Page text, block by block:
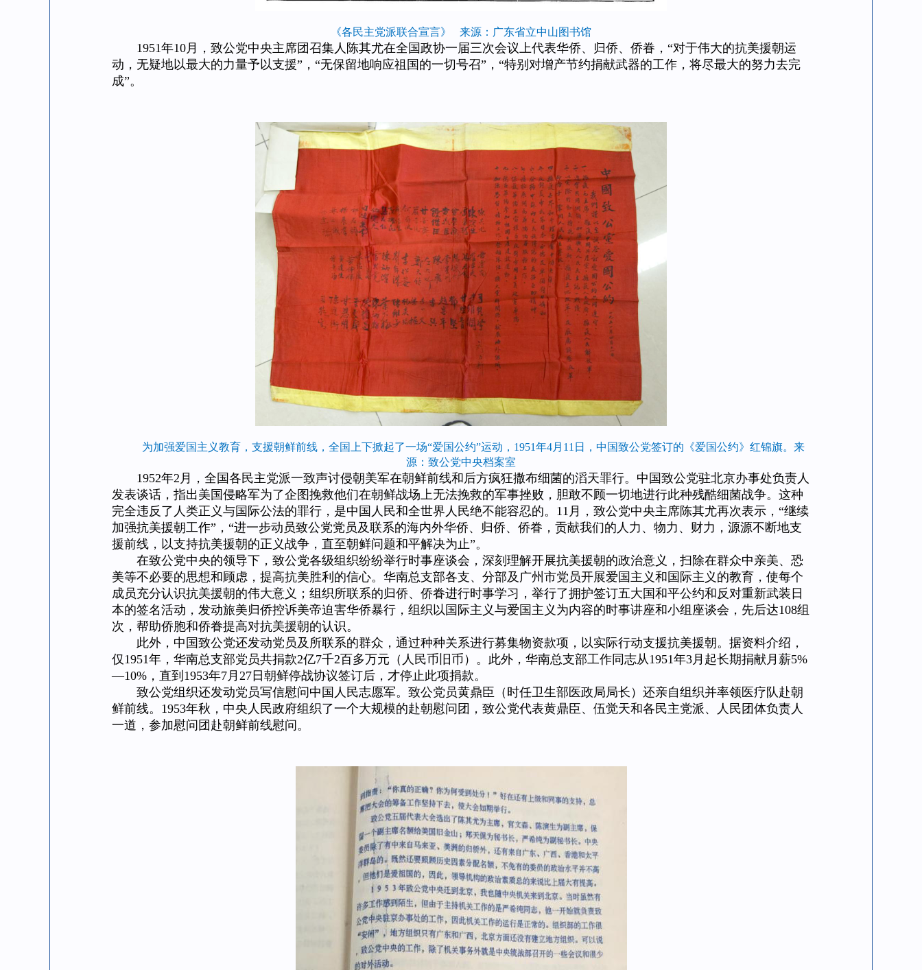
《各民主党派联合宣言》 来源：广东省立中山图书馆
1951年10月，致公党中央主席团召集人陈其尤在全国政协一届三次会议上代表华侨、归侨、侨眷，“对于伟大的抗美援朝运
动，无疑地以最大的力量予以支援”，“无保留地响应祖国的一切号召”，“特别对增产节约捐献武器的工作，将尽最大的努力去完
成”。
为加强爱国主义教育，支援朝鲜前线，全国上下掀起了一场“爱国公约”运动，1951年4月11日，中国致公党签订的《爱国公约》红锦旗。来
源：致公党中央档案室
1952年2月，全国各民主党派一致声讨侵朝美军在朝鲜前线和后方疯狂撒布细菌的滔天罪行。中国致公党驻北京办事处负责人
发表谈话，指出美国侵略军为了企图挽救他们在朝鲜战场上无法挽救的军事挫败，胆敢不顾一切地进行此种残酷细菌战争。这种
完全违反了人类正义与国际公法的罪行，是中国人民和全世界人民绝不能容忍的。11月，致公党中央主席陈其尤再次表示，“继续
加强抗美援朝工作”，“进一步动员致公党党员及联系的海内外华侨、归侨、侨眷，贡献我们的人力、物力、财力，源源不断地支
援前线，以支持抗美援朝的正义战争，直至朝鲜问题和平解决为止”。
在致公党中央的领导下，致公党各级组织纷纷举行时事座谈会，深刻理解开展抗美援朝的政治意义，扫除在群众中亲美、恐
美等不必要的思想和顾虑，提高抗美胜利的信心。华南总支部各支、分部及广州市党员开展爱国主义和国际主义的教育，使每个
成员充分认识抗美援朝的伟大意义；组织所联系的归侨、侨眷进行时事学习，举行了拥护签订五大国和平公约和反对重新武装日
本的签名活动，发动旅美归侨控诉美帝迫害华侨暴行，组织以国际主义与爱国主义为内容的时事讲座和小组座谈会，先后达108组
次，帮助侨胞和侨眷提高对抗美援朝的认识。
此外，中国致公党还发动党员及所联系的群众，通过种种关系进行募集物资款项，以实际行动支援抗美援朝。据资料介绍，
仅1951年，华南总支部党员共捐款2亿7千2百多万元（人民币旧币）。此外，华南总支部工作同志从1951年3月起长期捐献月薪5%
—10%，直到1953年7月27日朝鲜停战协议签订后，才停止此项捐款。
致公党组织还发动党员写信慰问中国人民志愿军。致公党员黄鼎臣（时任卫生部医政局局长）还亲自组织并率领医疗队赴朝
鲜前线。1953年秋，中央人民政府组织了一个大规模的赴朝慰问团，致公党代表黄鼎臣、伍觉天和各民主党派、人民团体负责人
一道，参加慰问团赴朝鲜前线慰问。